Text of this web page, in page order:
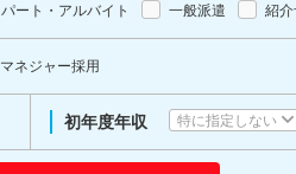
パート・アルバイト 一般派遣 紹
マネジャー採用
初年度年収 特に指定しない